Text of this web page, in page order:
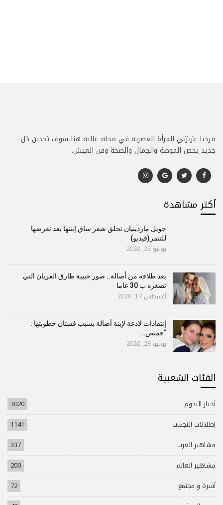
مرحبا عزيزتي المرأة العصرية في مجلة عالية هنا سوف تجدين كل
جديد يخص الموضة والجمال والصحة وفن العيش.
أكتر مشاهدة
جويل ماردينيان تحلق شعر ساق إبنتها بعد تعرضها
للتنمر(فيديو)
يونيو 25, 2020
بعد طلاقه من أصالة.. صور حبيبة طارق العريان التي
تصغره ب 30 عاما
أغسطس 17, 2020
إنتقادات لاذعة لإبنة أصالة بسبب فستان خطوبتها :
“قميص…
يوليو 23, 2020
الفئات الشعبية
أخبار النجوم
3020
إطلالات النجمات
1141
مشاهير العرب
337
مشاهير العالم
200
أسرة و مجتمع
72